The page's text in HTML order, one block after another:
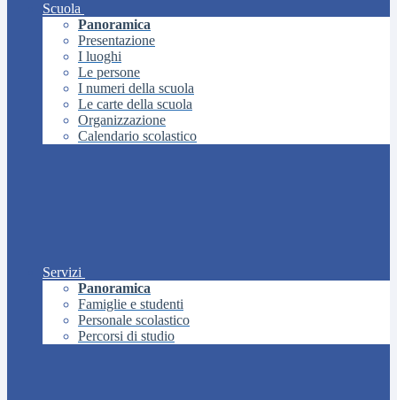
Scuola
Panoramica
Presentazione
I luoghi
Le persone
I numeri della scuola
Le carte della scuola
Organizzazione
Calendario scolastico
Servizi
Panoramica
Famiglie e studenti
Personale scolastico
Percorsi di studio